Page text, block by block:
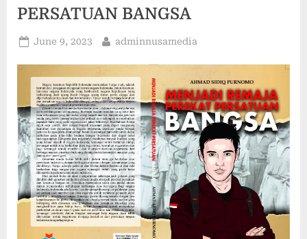
PERSATUAN BANGSA
Posted
June 9, 2023 By
adminnusamedia